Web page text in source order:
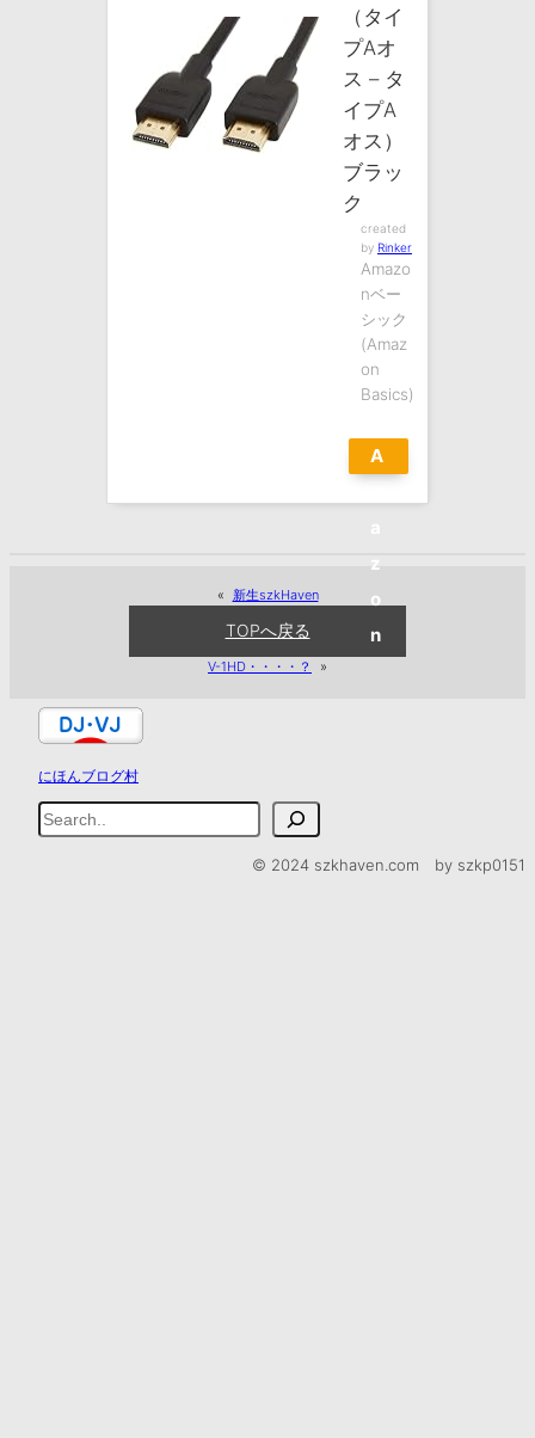
（タイ
プAオ
ス – タ
イプA
オス）
ブラッ
ク
created
by Rinker
Amazo
nベー
シック
(Amaz
on
Basics)
A
z
o
n
« 新生szkHaven
TOPへ戻る
V-1HD・・・・？ »
にほんブログ村
検
索
© 2024 szkhaven.com by szkp0151